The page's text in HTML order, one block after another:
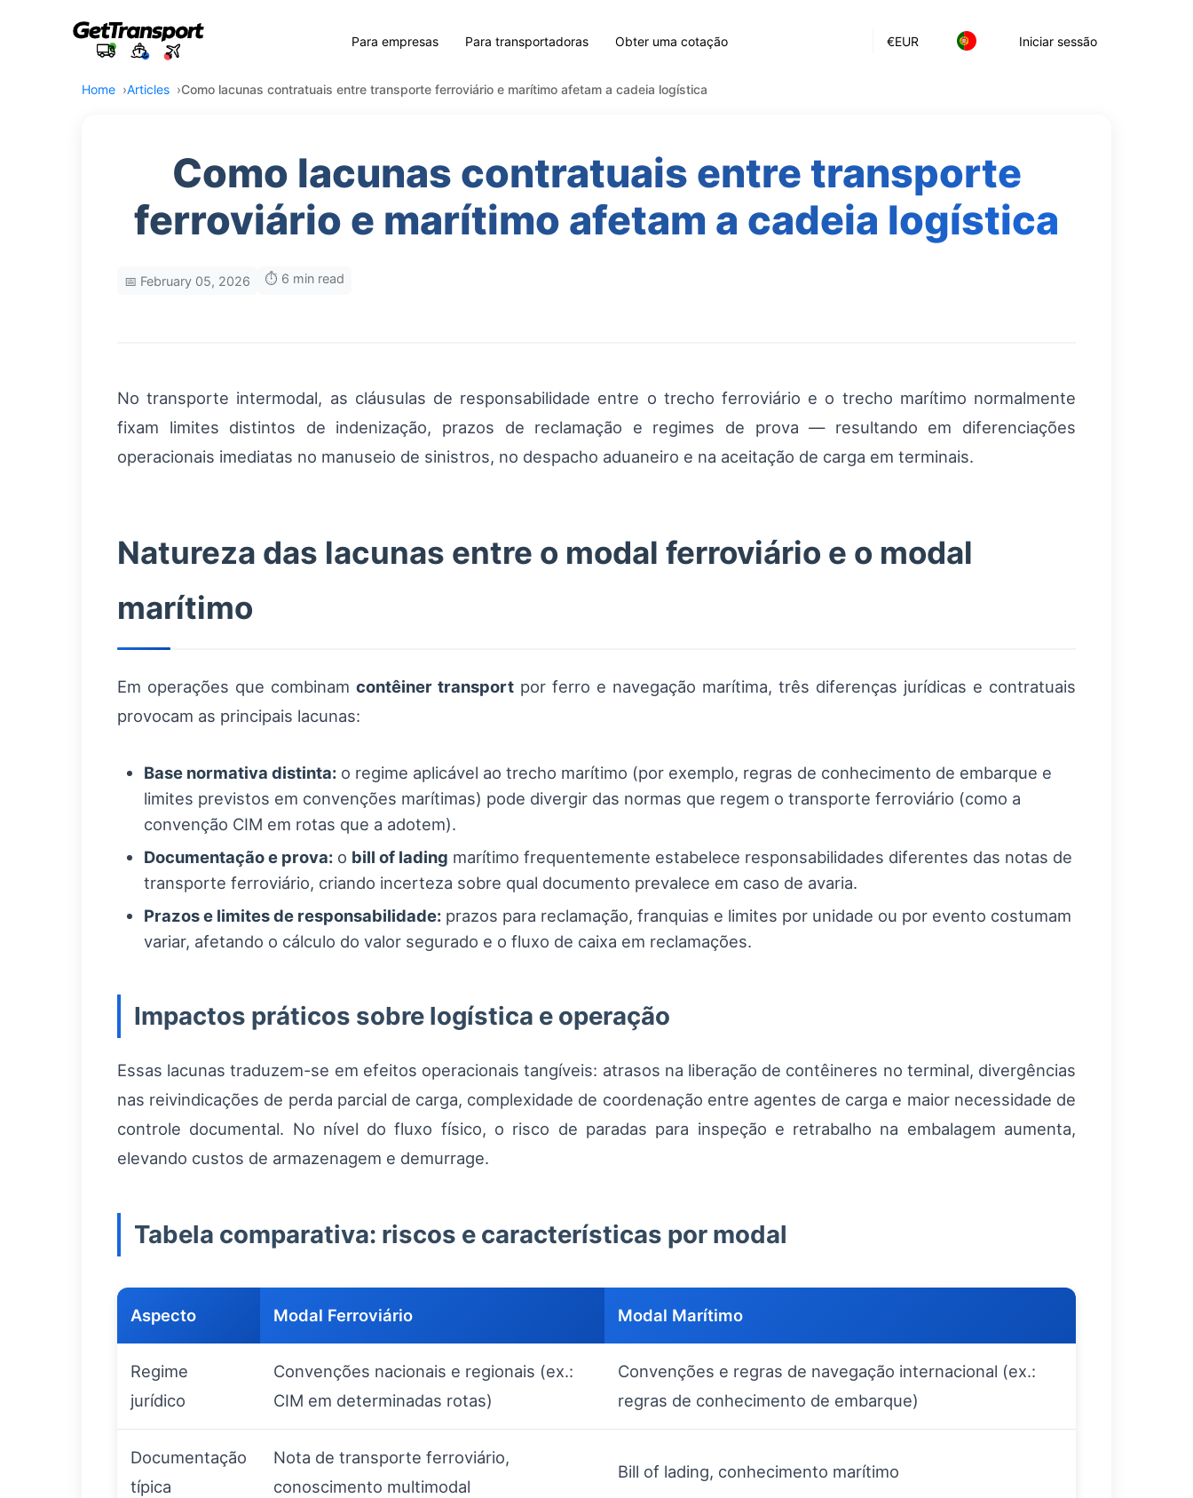
€EUR Iniciar sessão
Para empresas Para transportadoras Obter uma cotação
Home Articles Como lacunas contratuais entre transporte ferroviário e marítimo afetam a cadeia logística
Como lacunas contratuais entre transporte
ferroviário e marítimo afetam a cadeia logística
📅 February 05, 2026 ⏱️ 6 min read
No transporte intermodal, as cláusulas de responsabilidade entre o trecho ferroviário e o trecho marítimo normalmente
fixam limites distintos de indenização, prazos de reclamação e regimes de prova — resultando em diferenciações
operacionais imediatas no manuseio de sinistros, no despacho aduaneiro e na aceitação de carga em terminais.
Natureza das lacunas entre o modal ferroviário e o modal
marítimo
Em operações que combinam contêiner transport por ferro e navegação marítima, três diferenças jurídicas e contratuais
provocam as principais lacunas:
Base normativa distinta: o regime aplicável ao trecho marítimo (por exemplo, regras de conhecimento de embarque e
limites previstos em convenções marítimas) pode divergir das normas que regem o transporte ferroviário (como a
convenção CIM em rotas que a adotem).
Documentação e prova: o bill of lading marítimo frequentemente estabelece responsabilidades diferentes das notas de
transporte ferroviário, criando incerteza sobre qual documento prevalece em caso de avaria.
Prazos e limites de responsabilidade: prazos para reclamação, franquias e limites por unidade ou por evento costumam
variar, afetando o cálculo do valor segurado e o fluxo de caixa em reclamações.
Impactos práticos sobre logística e operação
Essas lacunas traduzem-se em efeitos operacionais tangíveis: atrasos na liberação de contêineres no terminal, divergências
nas reivindicações de perda parcial de carga, complexidade de coordenação entre agentes de carga e maior necessidade de
controle documental. No nível do fluxo físico, o risco de paradas para inspeção e retrabalho na embalagem aumenta,
elevando custos de armazenagem e demurrage.
Tabela comparativa: riscos e características por modal
Aspecto Modal Ferroviário Modal Marítimo
Regime
jurídico
Convenções nacionais e regionais (ex.:
CIM em determinadas rotas)
Convenções e regras de navegação internacional (ex.:
regras de conhecimento de embarque)
Documentação
típica
Nota de transporte ferroviário,
conoscimento multimodal
Bill of lading, conhecimento marítimo